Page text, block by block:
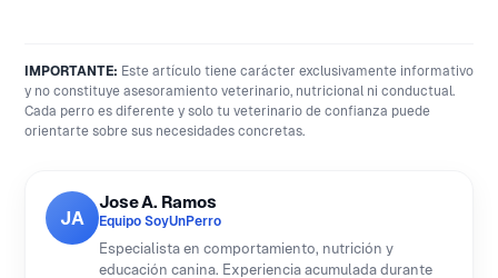
IMPORTANTE: Este artículo tiene carácter exclusivamente informativo
y no constituye asesoramiento veterinario, nutricional ni conductual.
Cada perro es diferente y solo tu veterinario de confianza puede
orientarte sobre sus necesidades concretas.
JA
Jose A. Ramos
Equipo SoyUnPerro
Especialista en comportamiento, nutrición y
educación canina. Experiencia acumulada durante